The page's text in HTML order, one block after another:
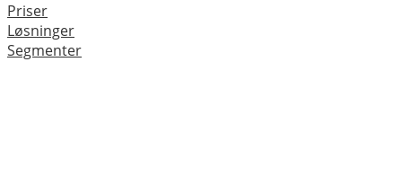
Priser
Løsninger
Segmenter